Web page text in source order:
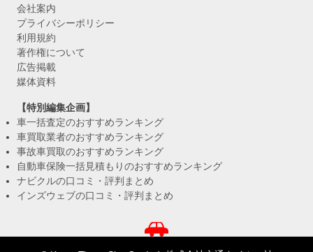
会社案内
プライバシーポリシー
利用規約
著作権について
広告掲載
媒体資料
【特別編集企画】
車一括査定のおすすめランキング
車買取業者のおすすめランキング
事故車買取のおすすめランキング
自動車保険一括見積もりのおすすめランキング
ナビクルの口コミ・評判まとめ
インズウェブの口コミ・評判まとめ